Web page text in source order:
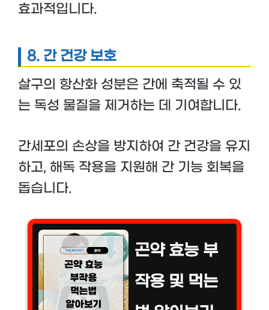
효과적입니다.
8. 간 건강 보호
살구의 항산화 성분은 간에 축적될 수 있
는 독성 물질을 제거하는 데 기여합니다.
간세포의 손상을 방지하여 간 건강을 유지
하고, 해독 작용을 지원해 간 기능 회복을
돕습니다.
곤약 효능 부
작용 및 먹는